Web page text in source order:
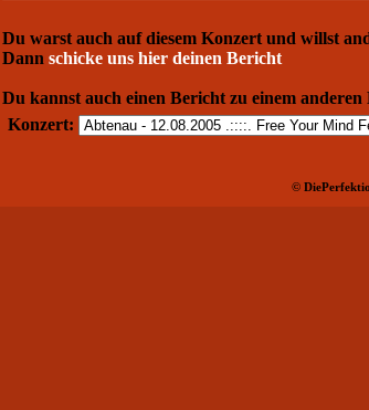
Du warst auch auf diesem Konzert und willst
Dann schicke uns hier deinen Bericht
Du kannst auch einen Bericht zu einem anderen
Konzert:
©